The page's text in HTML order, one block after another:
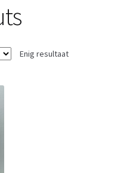
Enig resultaat